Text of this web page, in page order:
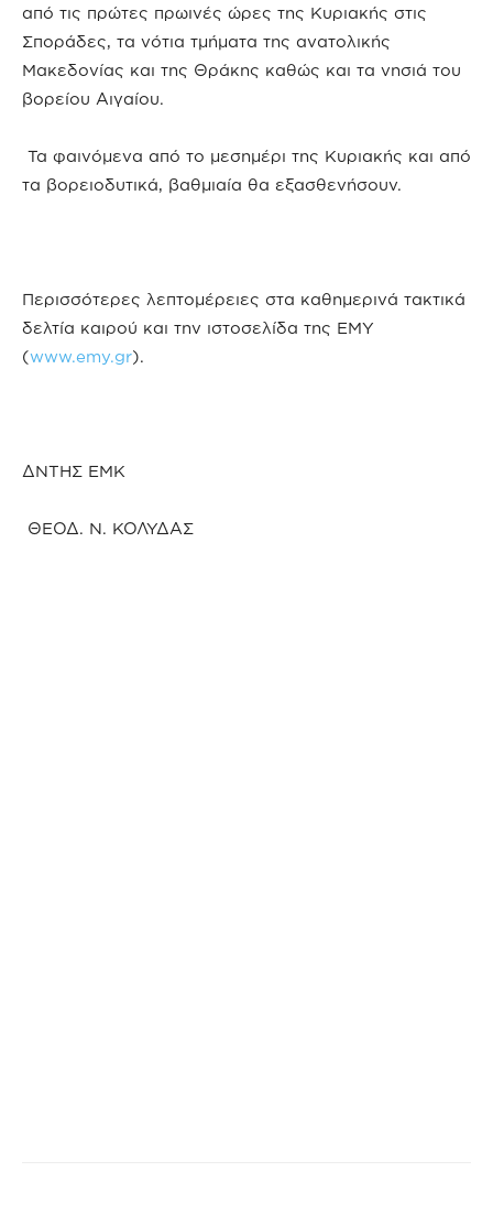
από τις πρώτες πρωινές ώρες της Κυριακής στις
Σποράδες, τα νότια τμήματα της ανατολικής
Μακεδονίας και της Θράκης καθώς και τα νησιά του
βορείου Αιγαίου.
Τα φαινόμενα από το μεσημέρι της Κυριακής και από
τα βορειοδυτικά, βαθμιαία θα εξασθενήσουν.
Περισσότερες λεπτομέρειες στα καθημερινά τακτικά
δελτία καιρού και την ιστοσελίδα της ΕΜΥ
(www.emy.gr).
ΔΝΤΗΣ ΕΜΚ
ΘΕΟΔ. Ν. ΚΟΛΥΔΑΣ